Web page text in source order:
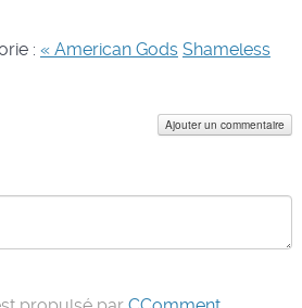
: « American Gods Shameless
Ajouter un commentaire